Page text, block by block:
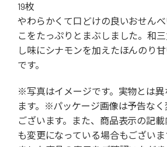
19枚
やわらかくて口どけの良いおせん
こをたっぷりとまぶしました。和
し味にシナモンを加えたほんのり
です。
※写真はイメージです。実物とは
ます。※パッケージ画像は予告な
ございます。また、商品表示の記
も変更になっている場合もござい